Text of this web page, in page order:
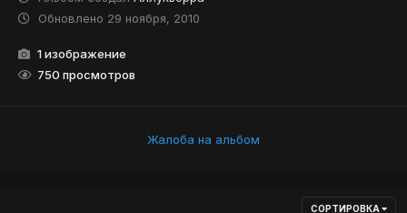
Обновлено 29 ноября, 2010
1 изображение
750 просмотров
Жалоба на альбом
СОРТИРОВКА